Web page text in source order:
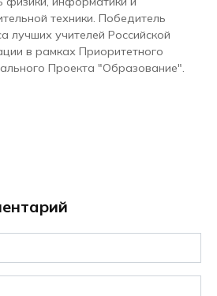
техники. Победитель
лучших учителей Российской
в рамках Приоритетного
Проекта "Образование".